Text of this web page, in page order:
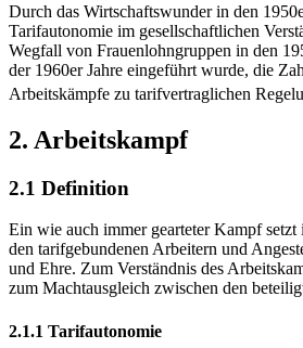
Durch das Wirtschaftswunder in den
Tarifautonomie im gesellschaftlichen
Wegfall von Frauenlohngruppen in den
der 1960er Jahre eingeführt wurde, die
Arbeitskämpfe zu tarifvertraglichen
2. Arbeitskampf
2.1 Definition
Ein wie auch immer gearteter Kampf
den tarifgebundenen Arbeitern und
und Ehre. Zum Verständnis des
zum Machtausgleich zwischen den
2.1.1 Tarifautonomie